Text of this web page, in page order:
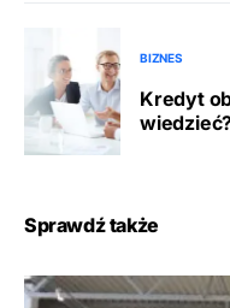
BIZNES
Kredyt
Sprawdź także